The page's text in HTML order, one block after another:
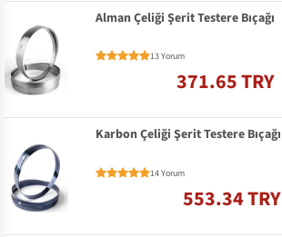
Alman Çeliği Şerit Testere Bıçağı
13 Yorum
371.65 TRY
Karbon Çeliği Şerit Testere Bıçağı
14 Yorum
553.34 TRY